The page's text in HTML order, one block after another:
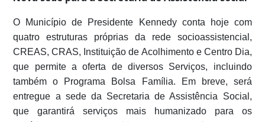
O Município de Presidente Kennedy conta hoje com
quatro estruturas próprias da rede socioassistencial,
CREAS, CRAS, Instituição de Acolhimento e Centro Dia,
que permite a oferta de diversos Serviços, incluindo
também o Programa Bolsa Família. Em breve, será
entregue a sede da Secretaria de Assistência Social,
que garantirá serviços mais humanizado para os